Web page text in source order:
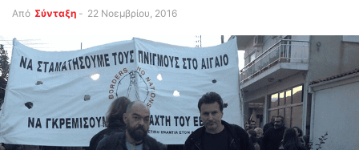
Από Σύνταξη - 22 Νοεμβρίου, 2016